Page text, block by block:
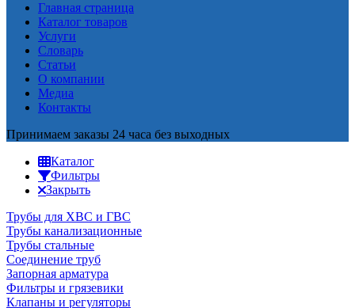
Главная страница
Каталог товаров
Услуги
Словарь
Статьи
О компании
Медиа
Контакты
Принимаем заказы 24 часа без выходных
Каталог
Фильтры
Закрыть
Трубы для ХВС и ГВС
Трубы канализационные
Трубы стальные
Соединение труб
Запорная арматура
Фильтры и грязевики
Клапаны и регуляторы